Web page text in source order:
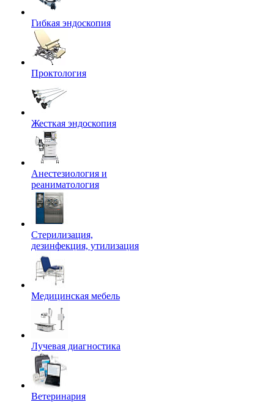
Гибкая эндоскопия
Проктология
Жесткая эндоскопия
Анестезиология и
реаниматология
Стерилизация,
дезинфекция, утилизация
Медицинская мебель
Лучевая диагностика
Ветеринария